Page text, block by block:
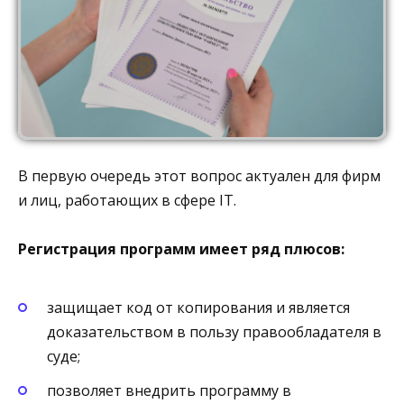
В первую очередь этот вопрос актуален для фирм
и лиц, работающих в сфере IT.
Регистрация программ имеет ряд плюсов:
защищает код от копирования и является
доказательством в пользу правообладателя в
суде;
позволяет внедрить программу в